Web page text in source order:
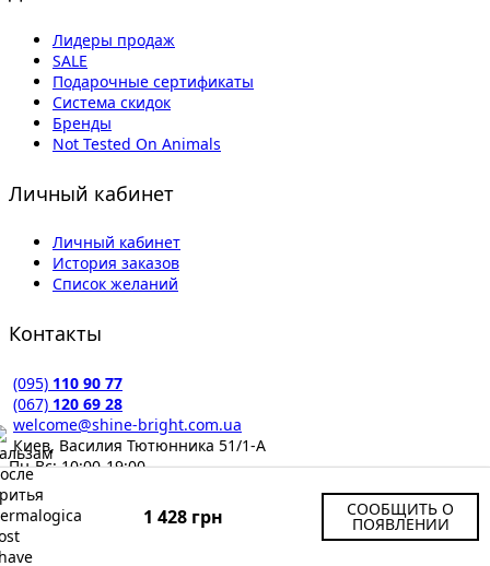
1 428 грн СООБЩИТЬ О
ПОЯВЛЕНИИ
Лидеры продаж
SALE
Подарочные сертификаты
Система скидок
Бренды
Not Tested On Animals
Личный кабинет
Личный кабинет
История заказов
Список желаний
Контакты
(095) 110 90 77
(067) 120 69 28
welcome@shine-bright.com.ua
Киев, Василия Тютюнника 51/1-А
Пн-Вс: 10:00-19:00
© 2015-2026 by Shine Bright. Все права защищены.
Запрещено любое копирование материалов ресурса без
письменного согласия владельца.